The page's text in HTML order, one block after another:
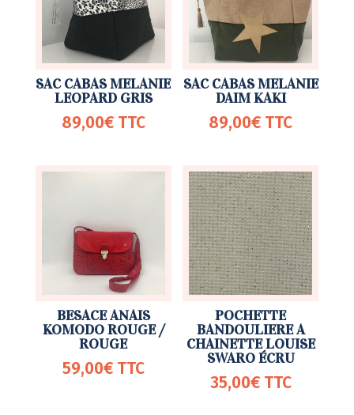
SAC CABAS MELANIE
LEOPARD GRIS
89,00€ TTC
SAC CABAS MELANIE
DAIM KAKI
89,00€ TTC
BESACE ANAIS
KOMODO ROUGE /
ROUGE
59,00€ TTC
POCHETTE
BANDOULIERE A
CHAINETTE LOUISE
SWARO ÉCRU
35,00€ TTC